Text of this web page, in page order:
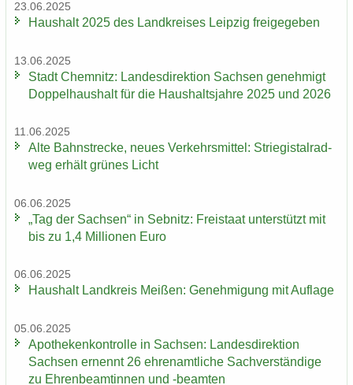
23.06.2025
Haus­halt 2025 des Land­krei­ses Leip­zig frei­ge­ge­ben
13.06.2025
Stadt Chem­nitz: Lan­des­di­rek­ti­on Sach­sen ge­neh­migt
Dop­pel­haus­halt für die Haus­halts­jah­re 2025 und 2026
11.06.2025
Alte Bahn­stre­cke, neues Ver­kehrs­mit­tel: Strie­gi­st­al­rad­
weg er­hält grü­nes Licht
06.06.2025
„Tag der Sach­sen“ in Seb­nitz: Frei­staat un­ter­stützt mit
bis zu 1,4 Mil­lio­nen Euro
06.06.2025
Haus­halt Land­kreis Mei­ßen: Ge­neh­mi­gung mit Auf­la­ge
05.06.2025
Apo­the­ken­kon­trol­le in Sach­sen: Lan­des­di­rek­ti­on
Sach­sen er­nennt 26 eh­ren­amt­li­che Sach­ver­stän­di­ge
zu Eh­ren­be­am­tin­nen und -​beamten